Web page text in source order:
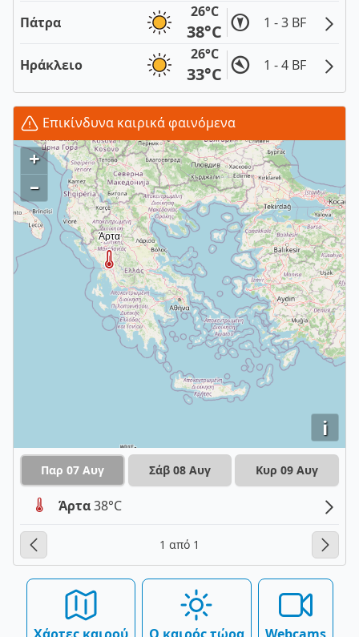
Πάτρα
26°C
38°C 1 - 3 BF
Ηράκλειο
26°C
33°C 1 - 4 BF
Επικίνδυνα καιρικά φαινόμενα
i
+
–
Παρ 07 Αυγ Σάβ 08 Αυγ Κυρ 09 Αυγ
Άρτα38°C
1 από 1